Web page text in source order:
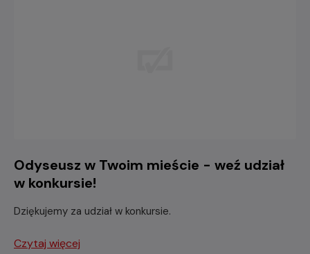
Odyseusz w Twoim mieście - weź udział
w konkursie!
Dziękujemy za udział w konkursie.
Czytaj więcej